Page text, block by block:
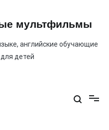
мультфильмы
английские обучающие
детей